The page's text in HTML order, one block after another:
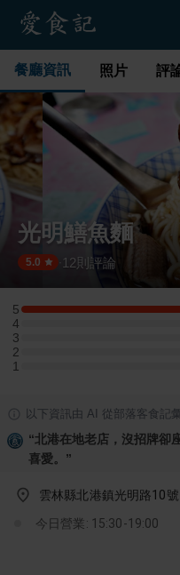
餐廳資訊 照片 評
光明鱔魚麵
5.0 12 則評論
5
5 星：1 則評論
4
4 星：0 則評論
3
3 星：0 則評論
2
2 星：0 則評論
1
1 星：0 則評論
以下資訊由 AI 從部落客食記
“北港在地老店，沒招牌卻
喜愛。 ”
雲林縣北港鎮光明路10號
今日營業: 15:30-19:00